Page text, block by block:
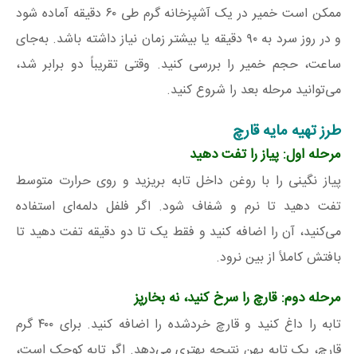
ممکن است خمیر در یک آشپزخانه گرم طی ۶۰ دقیقه آماده شود
و در روز سرد به ۹۰ دقیقه یا بیشتر زمان نیاز داشته باشد. به‌جای
ساعت، حجم خمیر را بررسی کنید. وقتی تقریباً دو برابر شد،
می‌توانید مرحله بعد را شروع کنید.
طرز تهیه مایه قارچ
مرحله اول: پیاز را تفت دهید
پیاز نگینی را با روغن داخل تابه بریزید و روی حرارت متوسط
تفت دهید تا نرم و شفاف شود. اگر فلفل دلمه‌ای استفاده
می‌کنید، آن را اضافه کنید و فقط یک تا دو دقیقه تفت دهید تا
بافتش کاملاً از بین نرود.
مرحله دوم: قارچ را سرخ کنید، نه بخارپز
تابه را داغ کنید و قارچ خردشده را اضافه کنید. برای ۴۰۰ گرم